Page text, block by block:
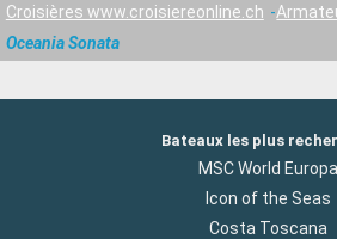
Croisières www.croisiereonline.ch
Oceania Sonata
Bateaux les plus
MSC World Europa
Icon of the Seas
Costa Toscana